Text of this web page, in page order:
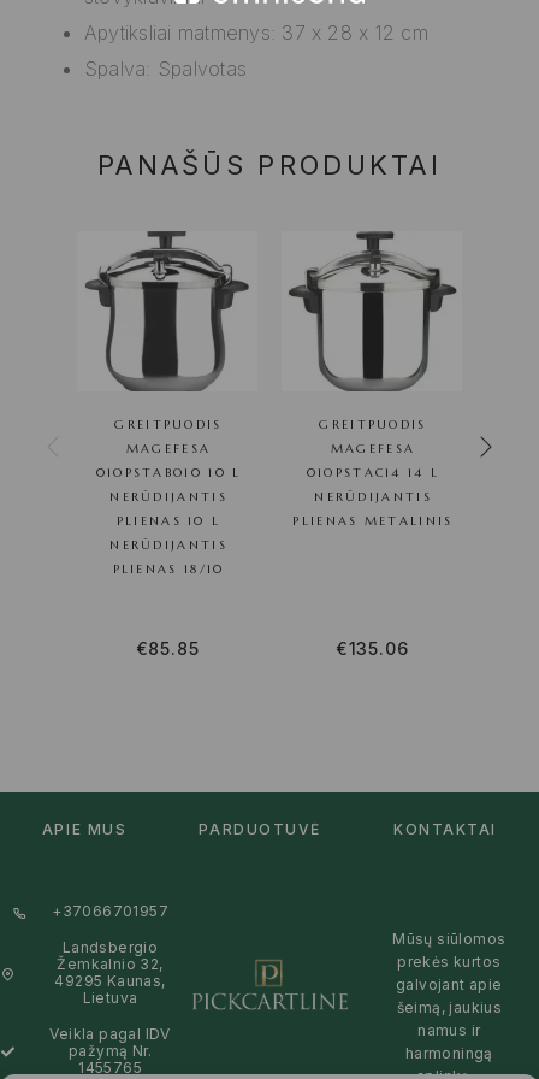
Apytiksliai matmenys: 37 x 28 x 12 cm
Spalva: Spalvotas
PANAŠŪS PRODUKTAI
GREITPUODIS
MAGEFESA
01OPSTABO10 10 L
NERŪDIJANTIS
PLIENAS 10 L
NERŪDIJANTIS
PLIENAS 18/10
€85.85
GREITPUODIS
MAGEFESA
01OPSTAC14 14 L
NERŪDIJANTIS
PLIENAS METALINIS
€135.06
APIE MUS PARDUOTUVĖ KONTAKTAI
+37066701957
Landsbergio
Žemkalnio 32,
49295 Kaunas,
Lietuva
Veikla pagal IDV
pažymą Nr.
1455765
Mūsų siūlomos
prekės kurtos
galvojant apie
šeimą, jaukius
namus ir
harmoningą